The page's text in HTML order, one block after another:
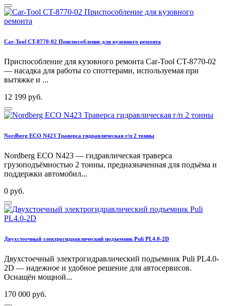
Car-Tool CT-8770-02 Приспособление для кузовного ремонта
Приспособление для кузовного ремонта Car-Tool CT-8770-02
— насадка для работы со споттерами, используемая при
вытяжке и ...
12 199 руб.
Nordberg ECO N423 Траверса гидравлическая г/п 2 тонны
Nordberg ECO N423 — гидравлическая траверса
грузоподъёмностью 2 тонны, предназначенная для подъёма и
поддержки автомобил...
0 руб.
Двухстоечный электрогидравлический подъемник Puli PL4.0-2D
Двухстоечный электрогидравлический подъемник Puli PL4.0-
2D — надежное и удобное решение для автосервисов.
Оснащён мощной...
170 000 руб.